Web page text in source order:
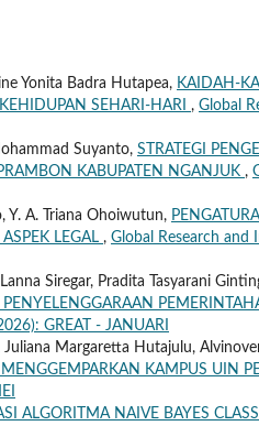
Yonita Badra Hutapea, KAIDAH-
SEHARI-HARI , Global
Suyanto, STRATEGI
KABUPATEN NGANJUK ,
Y. A. Triana Ohoiwutun,
LEGAL , Global Research and
Siregar, Pradita Tasyarani
GREAT - JANUARI
Margaretta Hutajulu,
KAMPUS UIN
ALGORITMA NAIVE BAYES